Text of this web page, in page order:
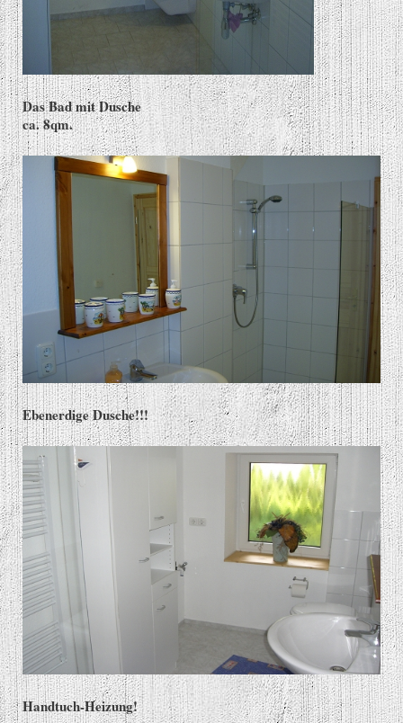
Das Bad mit Dusche
ca. 8qm.
Ebenerdige Dusche!!!
Handtuch-Heizung!